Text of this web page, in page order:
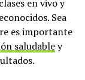
en vivo y
Sea
es importante
saludabley